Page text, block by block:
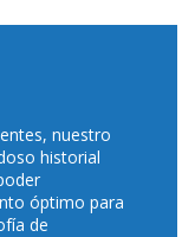
nuestro
historial
óptimo para
de